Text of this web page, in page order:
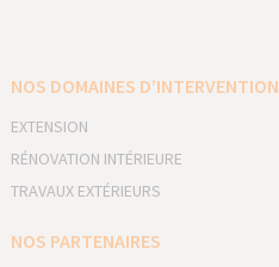
NOS DOMAINES D’INTERVENTION
EXTENSION
RÉNOVATION INTÉRIEURE
TRAVAUX EXTÉRIEURS
NOS PARTENAIRES